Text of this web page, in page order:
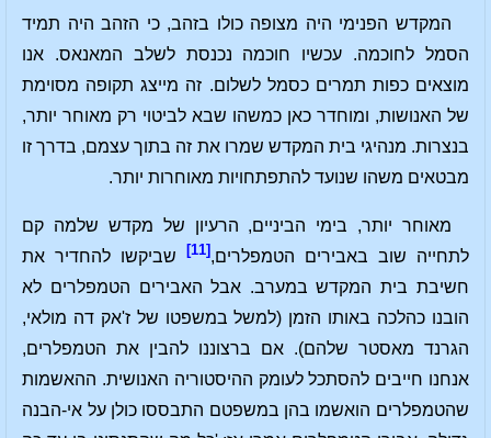
המקדש הפנימי היה מצופה כולו בזהב, כי הזהב היה תמיד
הסמל לחוכמה. עכשיו חוכמה נכנסת לשלב המאנאס. אנו
מוצאים כפות תמרים כסמל לשלום. זה מייצג תקופה מסוימת
של האנושות, ומוחדר כאן כמשהו שבא לביטוי רק מאוחר יותר,
בנצרות. מנהיגי בית המקדש שמרו את זה בתוך עצמם, בדרך זו
מבטאים משהו שנועד להתפתחויות מאוחרות יותר.
מאוחר יותר, בימי הביניים, הרעיון של מקדש שלמה קם
לתחייה שוב באבירים הטמפלרים, [11]
שביקשו להחדיר את
חשיבת בית המקדש במערב. אבל האבירים הטמפלרים לא
הובנו כהלכה באותו הזמן (למשל במשפטו של ז'אק דה מולאי,
הגרנד מאסטר שלהם). אם ברצוננו להבין את הטמפלרים,
אנחנו חייבים להסתכל לעומק ההיסטוריה האנושית. ההאשמות
שהטמפלרים הואשמו בהן במשפטם התבססו כולן על אי-הבנה